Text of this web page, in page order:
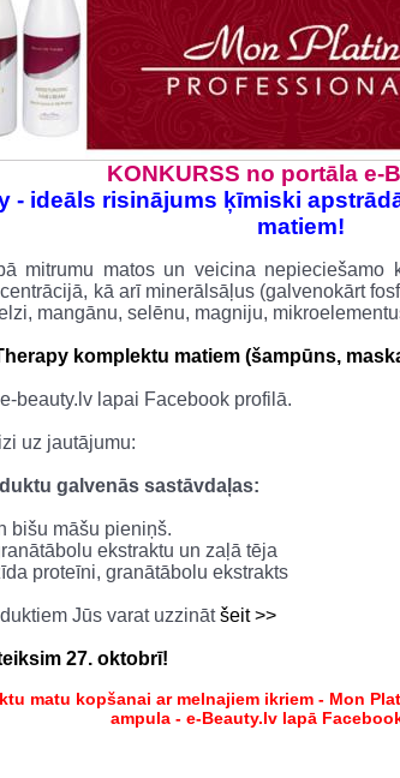
KONKURSS no portāla e-
- ideāls risinājums ķīmiski
matiem!
mitrumu matos un veicina nepieciešamo
kā arī minerālsāļus (galvenokārt
mangānu, selēnu, magniju,
komplektu matiem (šampūns,
beauty.lv lapai Facebook profilā.
uz jautājumu:
galvenās sastāvdaļas:
bišu māšu pieniņš.
ekstraktu un zaļā tēja
proteīni, granātābolu ekstrakts
Jūs varat uzzinātšeit >>
27. oktobrī!
matu kopšanai ar melnajiem ikriem - Mon
ampula - e-Beauty.lv lapā